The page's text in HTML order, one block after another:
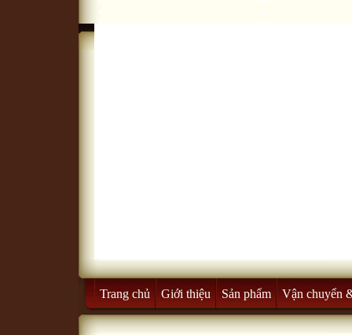
Trang chủ Giới thiệu Sản phẩm Vận chuyển